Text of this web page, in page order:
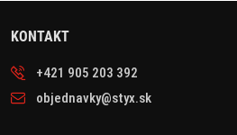
KONTAKT
+421 905 203 392
objednavky@styx.sk